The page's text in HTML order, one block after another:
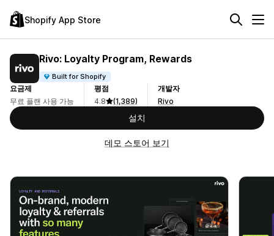
Shopify App Store
Rivo: Loyalty Program, Rewards
Built for Shopify
요금제
무료 플랜 사용 가능
평점
4.8
(1,389)
개발자
Rivo
설치
데모 스토어 보기